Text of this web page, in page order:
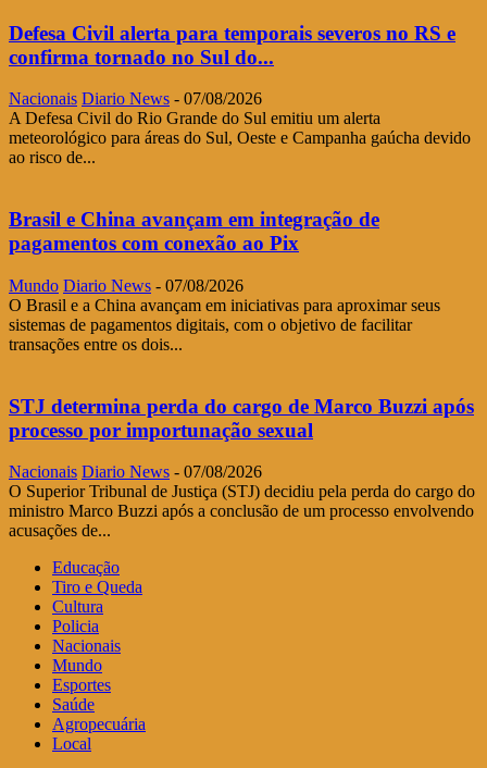
Defesa Civil alerta para temporais severos no RS e
confirma tornado no Sul do...
Nacionais Diario News - 07/08/2026
A Defesa Civil do Rio Grande do Sul emitiu um alerta
meteorológico para áreas do Sul, Oeste e Campanha gaúcha devido
ao risco de...
Brasil e China avançam em integração de
pagamentos com conexão ao Pix
Mundo Diario News - 07/08/2026
O Brasil e a China avançam em iniciativas para aproximar seus
sistemas de pagamentos digitais, com o objetivo de facilitar
transações entre os dois...
STJ determina perda do cargo de Marco Buzzi após
processo por importunação sexual
Nacionais Diario News - 07/08/2026
O Superior Tribunal de Justiça (STJ) decidiu pela perda do cargo do
ministro Marco Buzzi após a conclusão de um processo envolvendo
acusações de...
Educação
Tiro e Queda
Cultura
Policia
Nacionais
Mundo
Esportes
Saúde
Agropecuária
Local